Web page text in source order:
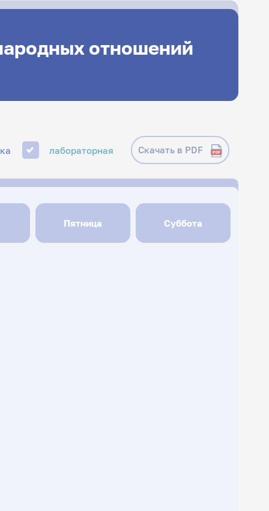
отношений
лабораторная Скачать в PDF
Пятница Суббота